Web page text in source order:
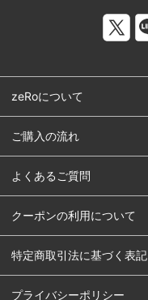
zeRoについて
ご購入の流れ
よくあるご質問
クーポンの利用について
特定商取引法に基づく表記
プライバシーポリシー